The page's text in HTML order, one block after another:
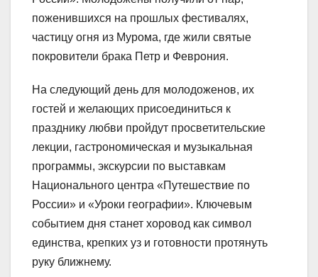
поженившихся на прошлых фестивалях,
частицу огня из Мурома, где жили святые
покровители брака Петр и Феврония.
На следующий день для молодоженов, их
гостей и желающих присоединиться к
празднику любви пройдут просветительские
лекции, гастрономическая и музыкальная
программы, экскурсии по выставкам
Национального центра «Путешествие по
России» и «Уроки географии». Ключевым
событием дня станет хоровод как символ
единства, крепких уз и готовности протянуть
руку ближнему.